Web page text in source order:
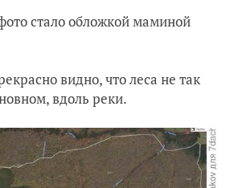
стало обложкой маминой
видно, что леса не так
вдоль реки.